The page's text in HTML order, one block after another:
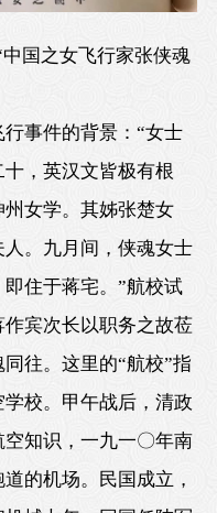
国之女飞行家张侠魂
事件的背景：“女士
，英汉文皆极有根
女学。其姊张楚女
。九月间，侠魂女士
住于蒋宅。”航校试
宾次长以职务之故莅
往。这里的“航校”指
校。甲午战后，清政
知识，一九一〇年南
的机场。民国成立，